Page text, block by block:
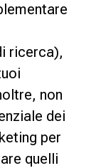
ricerca),
non
dei
per
quelli